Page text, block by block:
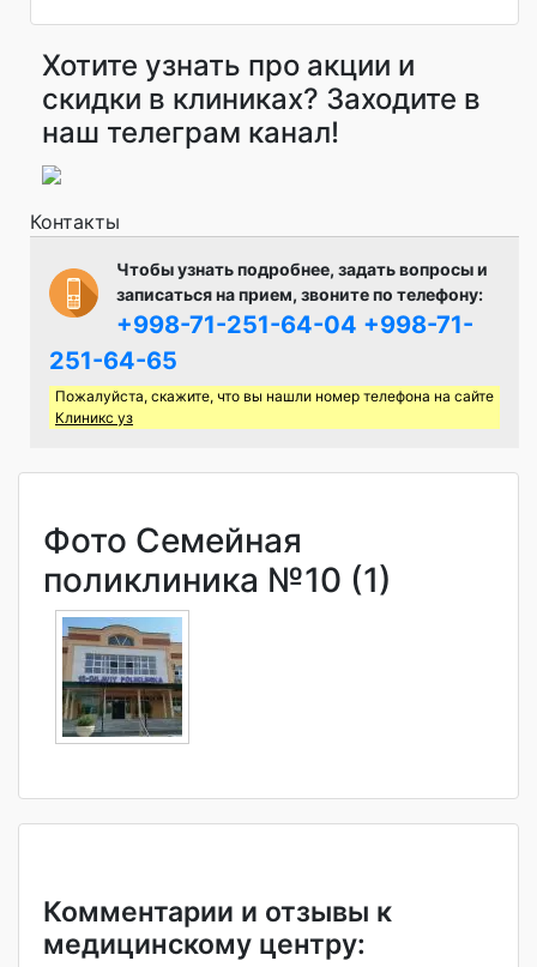
Хотите узнать про акции и
скидки в клиниках? Заходите в
наш телеграм канал!
Контакты
Чтобы узнать подробнее, задать вопросы и
записаться на прием, звоните по телефону:
+998-71-251-64-04 +998-71-
251-64-65
Пожалуйста, скажите, что вы нашли номер телефона на сайте
Клиникс уз
Фото Семейная
поликлиника №10 (1)
Комментарии и отзывы к
медицинскому центру: